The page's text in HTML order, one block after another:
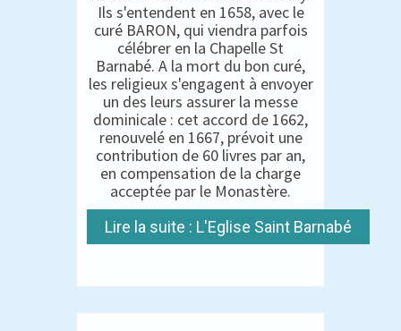
Ils s'entendent en 1658, avec le
curé BARON, qui viendra parfois
célébrer en la Chapelle St
Barnabé. A la mort du bon curé,
les religieux s'engagent à envoyer
un des leurs assurer la messe
dominicale : cet accord de 1662,
renouvelé en 1667, prévoit une
contribution de 60 livres par an,
en compensation de la charge
acceptée par le Monastère.
Lire la suite : L'Eglise Saint Barnabé